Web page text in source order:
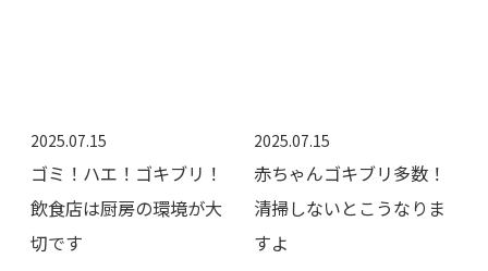
2025.07.15
ゴミ！ハエ！ゴキブリ！
飲食店は厨房の環境が大
切です
2025.07.15
赤ちゃんゴキブリ多数！
清掃しないとこうなりま
すよ